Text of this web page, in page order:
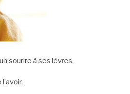
sourire à ses lèvres.